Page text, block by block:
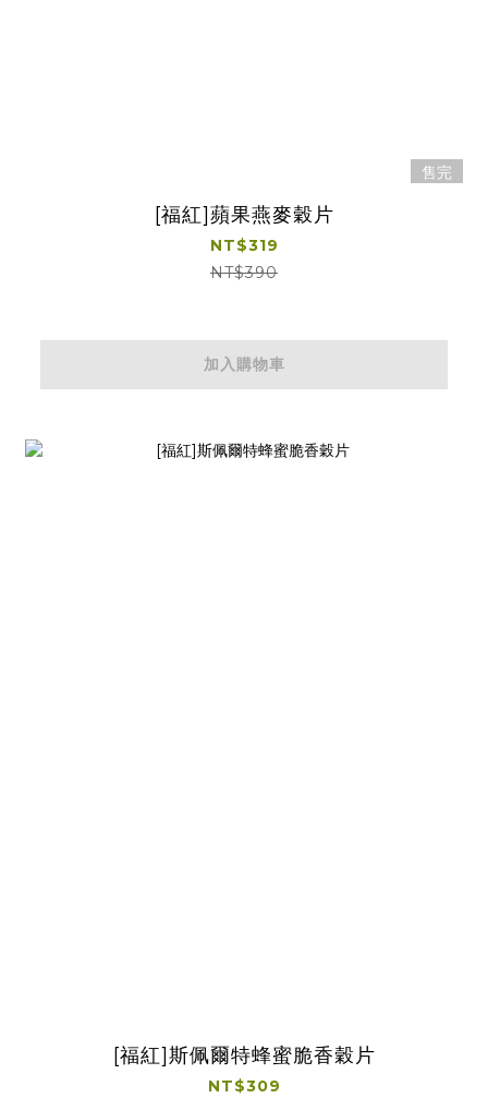
售完
[福紅]蘋果燕麥穀片
NT$319
NT$390
加入購物車
[福紅]斯佩爾特蜂蜜脆香穀片
NT$309